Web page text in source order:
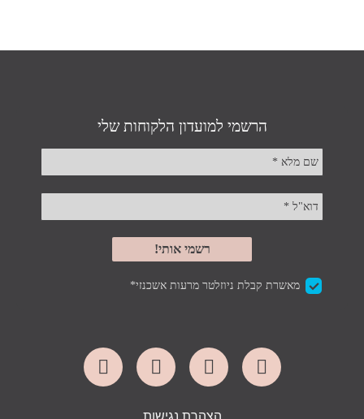
הצהרת נגישות